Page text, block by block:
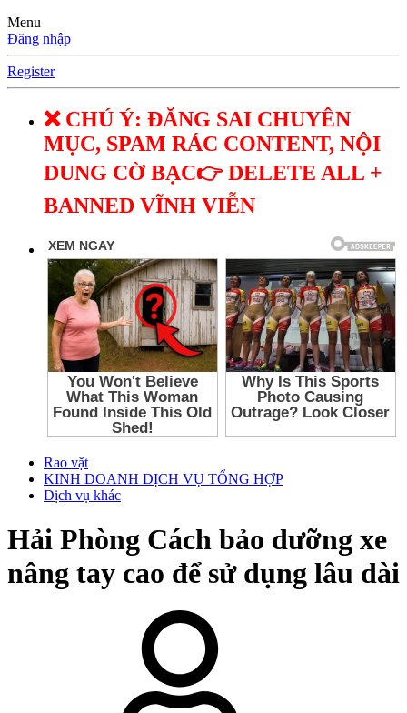
Menu
Đăng nhập
Register
❌ CHÚ Ý: ĐĂNG SAI CHUYÊN
MỤC, SPAM RÁC CONTENT, NỘI
DUNG CỜ BẠC👉 DELETE ALL +
BANNED VĨNH VIỄN
Rao vặt
KINH DOANH DỊCH VỤ TỔNG HỢP
Dịch vụ khác
Hải Phòng Cách bảo dưỡng xe
nâng tay cao để sử dụng lâu dài